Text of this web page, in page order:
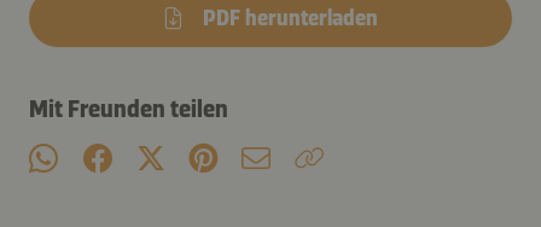
PDF herunterladen
Mit Freunden teilen